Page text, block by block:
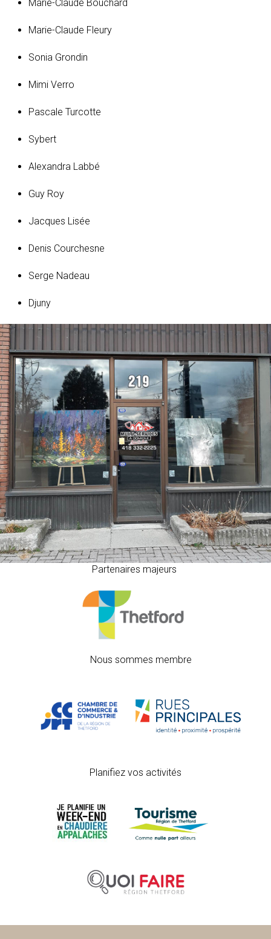
Marie-Claude Bouchard
Marie-Claude Fleury
Sonia Grondin
Mimi Verro
Pascale Turcotte
Sybert
Alexandra Labbé
Guy Roy
Jacques Lisée
Denis Courchesne
Serge Nadeau
Djuny
Partenaires majeurs
Nous sommes membre
Planifiez vos activités